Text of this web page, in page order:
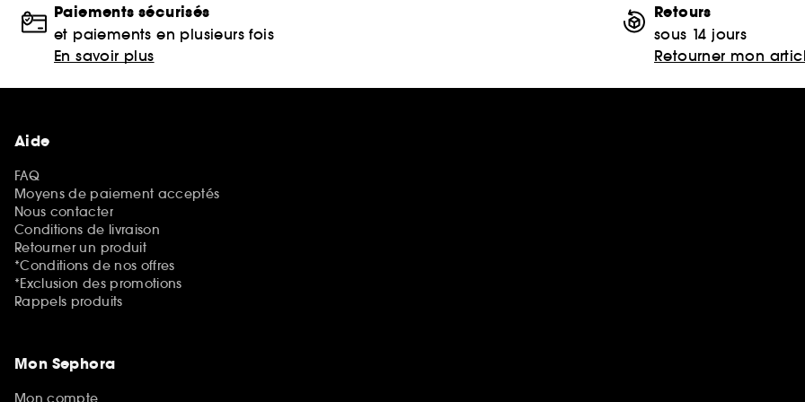
Paiements sécurisés
et paiements en plusieurs fois
En savoir plus
Retours
sous 14 jours
Retourner mon
Aide
FAQ
Moyens de paiement acceptés
Nous contacter
Conditions de livraison
Retourner un produit
*Conditions de nos offres
*Exclusion des promotions
Rappels produits
Mon Sephora
Mon compte